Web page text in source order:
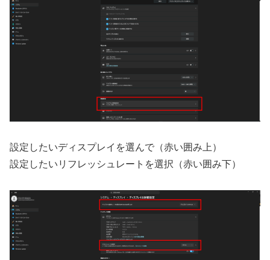
設定したいディスプレイを選んで（赤い囲み上）
設定したいリフレッシュレートを選択（赤い囲み下）